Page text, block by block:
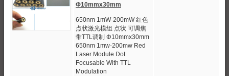
Φ10mmx30mm
650nm 1mW-200mW 红色
点状激光模组 点状 可调焦
带TTL调制 Φ10mmx30mm
650nm 1mw-200mw Red
Laser Module Dot
Focusable With TTL
Modulation